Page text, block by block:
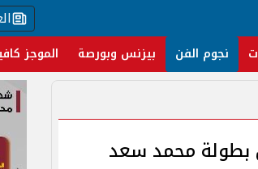
نجوم الفن بيزنس وبورصة الموجز
بطولة محمد سعد